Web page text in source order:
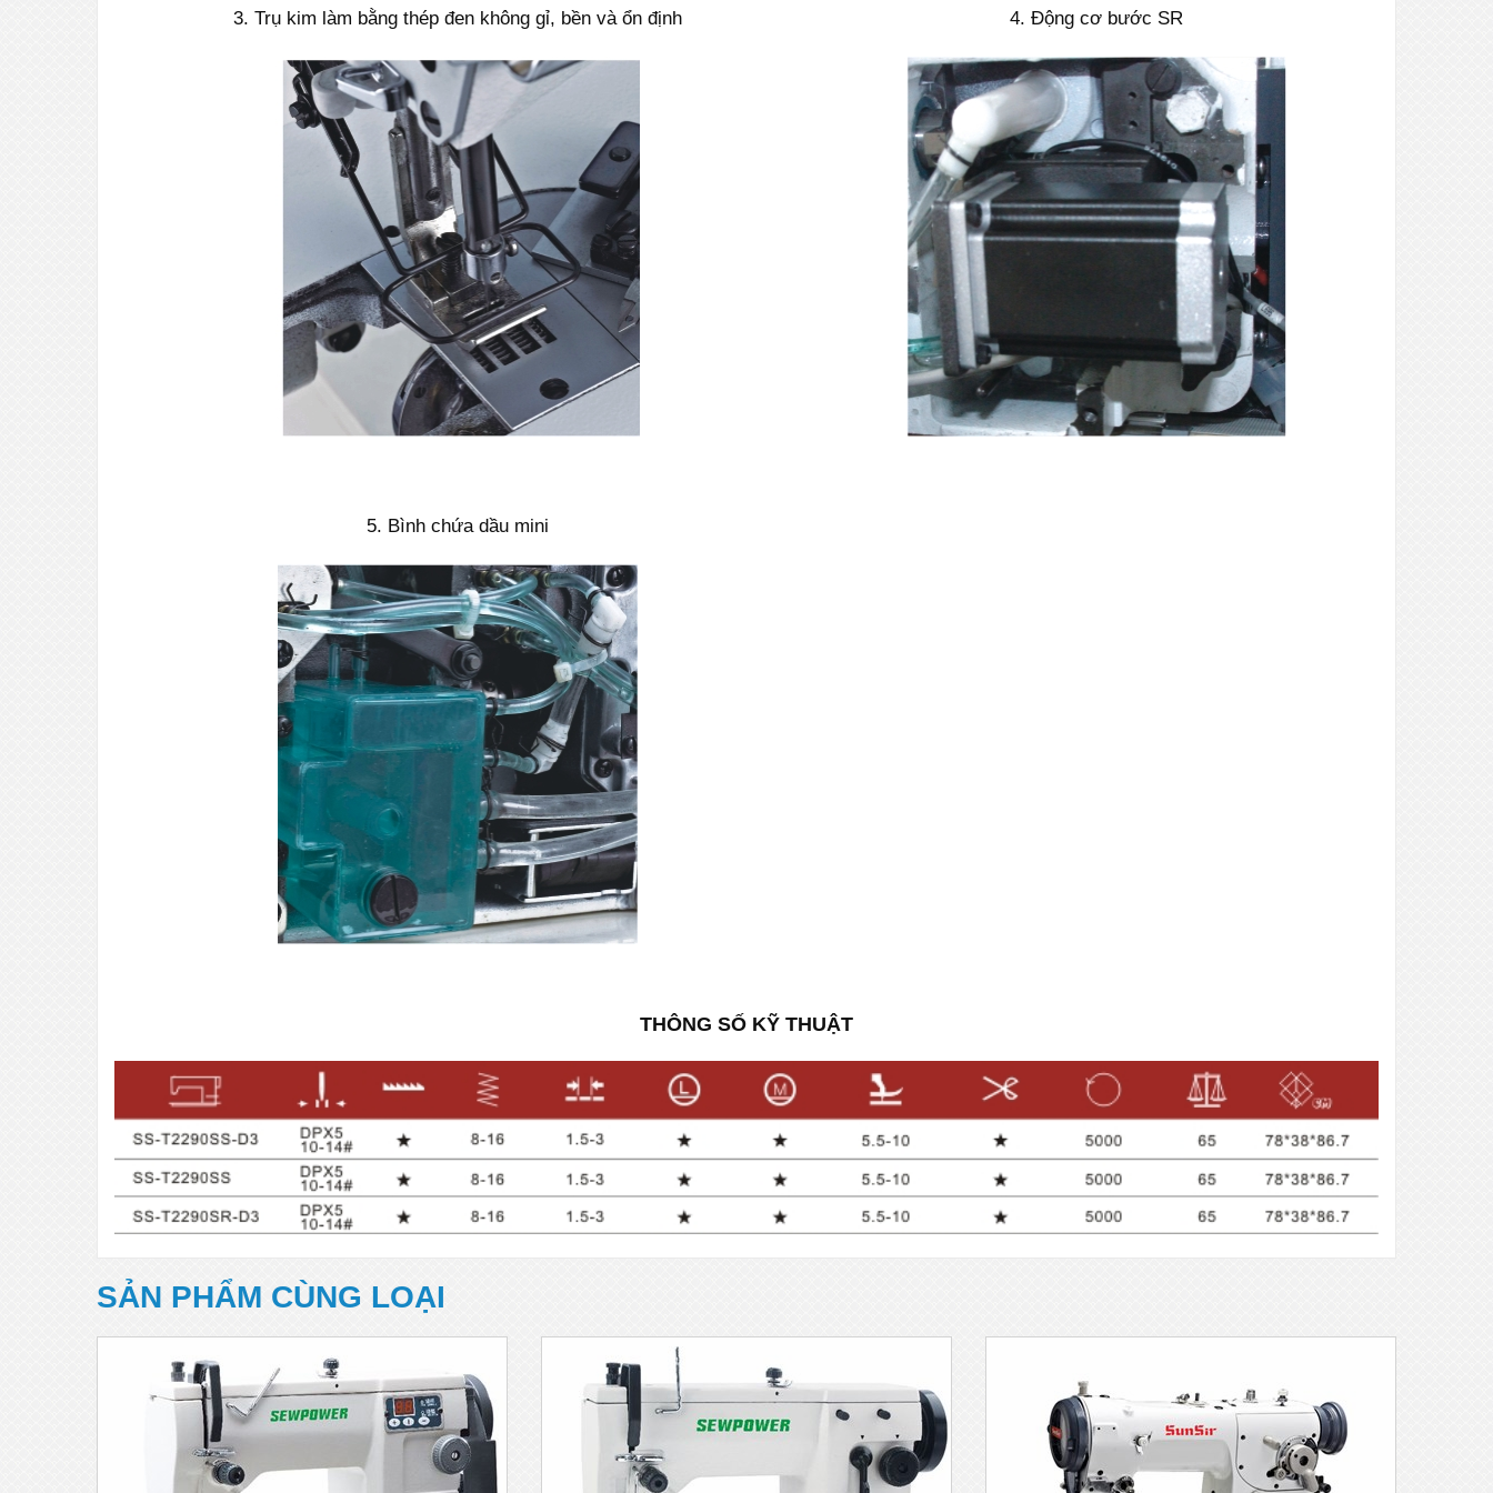
3. Trụ kim làm bằng thép đen không gỉ, bền và ổn định 4. Động cơ bước SR
5. Bình chứa dầu mini
THÔNG SỐ KỸ THUẬT
SẢN PHẨM CÙNG LOẠI